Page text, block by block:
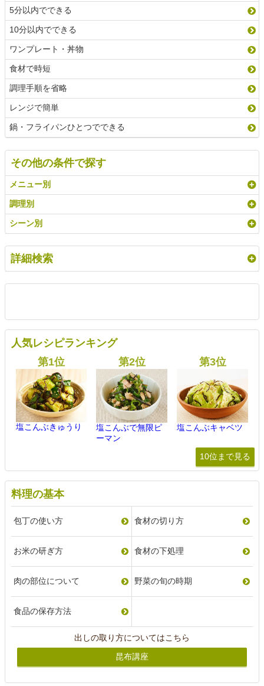
5分以内でできる
10分以内でできる
ワンプレート・丼物
食材で時短
調理手順を省略
レンジで簡単
鍋・フライパンひとつでできる
その他の条件で探す
メニュー別
調理別
シーン別
詳細検索
人気レシピランキング
塩こんぶきゅうり
塩こんぶで無限ピ
ーマン
塩こんぶキャベツ
10位まで見る
料理の基本
包丁の使い方 食材の切り方
お米の研ぎ方 食材の下処理
肉の部位について 野菜の旬の時期
食品の保存方法
出しの取り方についてはこちら
昆布講座